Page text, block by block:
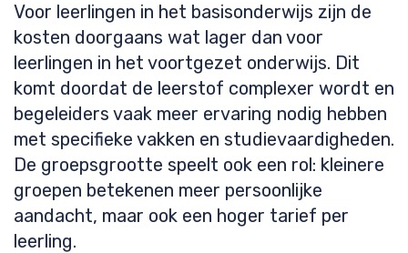
Voor leerlingen in het basisonderwijs zijn de
kosten doorgaans wat lager dan voor
leerlingen in het voortgezet onderwijs. Dit
komt doordat de leerstof complexer wordt en
begeleiders vaak meer ervaring nodig hebben
met specifieke vakken en studievaardigheden.
De groepsgrootte speelt ook een rol: kleinere
groepen betekenen meer persoonlijke
aandacht, maar ook een hoger tarief per
leerling.